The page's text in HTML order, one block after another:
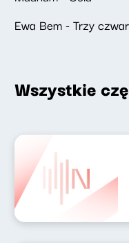
Ewa Bem - Trzy
Wszystkie